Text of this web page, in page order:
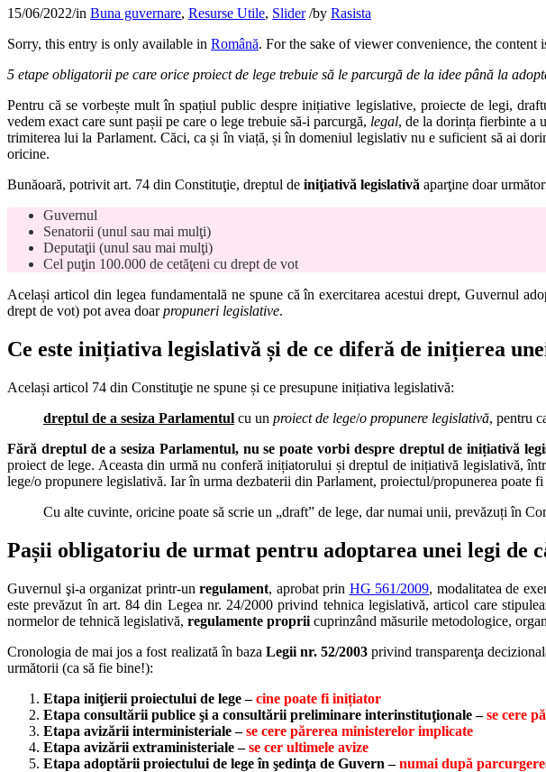
15/06/2022/in Buna guvernare, Resurse Utile, Slider /by Rasista
Sorry, this entry is only available in Română. For the sake of viewer convenience, the
5 etape obligatorii pe care orice proiect de lege trebuie să le parcurgă de la idee până la
Pentru că se vorbește mult în spațiul public despre inițiative legislative, proiecte de legi,
vedem exact care sunt pașii pe care o lege trebuie să-i parcurgă, legal, de la dorința fierbinte a
trimiterea lui la Parlament. Căci, ca și în viață, și în domeniul legislativ nu e suficient să ai
oricine.
Bunăoară, potrivit art. 74 din Constituţie, dreptul de iniţiativă legislativă aparţine doar
Guvernul
Senatorii (unul sau mai mulţi)
Deputaţii (unul sau mai mulţi)
Cel puţin 100.000 de cetăţeni cu drept de vot
Același articol din legea fundamentală ne spune că în exercitarea acestui drept, Guvernul
drept de vot) pot avea doarpropuneri legislative.
Ce este inițiativa legislativă și de ce diferă de inițierea
Același articol 74 din Constituţie ne spune și ce presupune inițiativa legislativă:
dreptul de a sesiza Parlamentul cu un proiect de lege/o propunere legislativă, pentru
Fără dreptul de a sesiza Parlamentul, nu se poate vorbi despre dreptul de inițiativă
proiect de lege. Aceasta din urmă nu conferă inițiatorului și dreptul de inițiativă legislativă,
lege/o propunere legislativă. Iar în urma dezbaterii din Parlament, proiectul/propunerea poate
Cu alte cuvinte, oricine poate să scrie un „draft” de lege, dar numai unii, prevăzuți în
Pașii obligatoriu de urmat pentru adoptarea unei legi de
Guvernul şi-a organizat printr-unregulament, aprobat prin HG 561/2009, modalitatea de
este prevăzut în art. 84 din Legea nr. 24/2000 privind tehnica legislativă, articol care
normelor de tehnică legislativă, regulamente proprii cuprinzând măsurile metodologice,
Cronologia de mai jos a fost realizată în baza Legii nr. 52/2003 privind transparenţa
următorii (ca să fie bine!):
Etapa iniţierii proiectului de lege –cine poate fi inițiator
Etapa consultării publice şi a consultării preliminare interinstituţionale –se cere
Etapa avizării interministeriale –se cere părerea ministerelor implicate
Etapa avizării extraministeriale –se cer ultimele avize
Etapa adoptării proiectului de lege în şedinţa de Guvern –numai după